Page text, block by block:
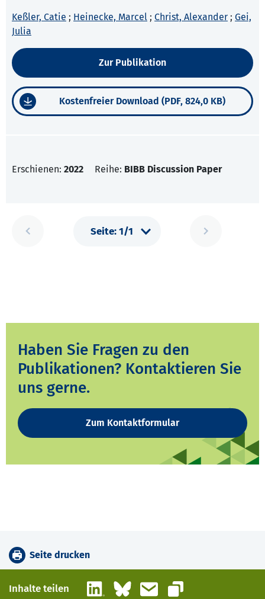
Keßler, Catie ; Heinecke, Marcel ; Christ, Alexander ; Gei,
Julia
Zur Publikation
Kostenfreier Download (PDF, 824,0 KB)
Erschienen: 2022 Reihe: BIBB Discussion Paper
Haben Sie Fragen zu den
Publikationen? Kontaktieren Sie
uns gerne.
Zum Kontaktformular
Seite drucken
Inhalte teilen LinkedInBlueskyE-Mail
Link kopieren